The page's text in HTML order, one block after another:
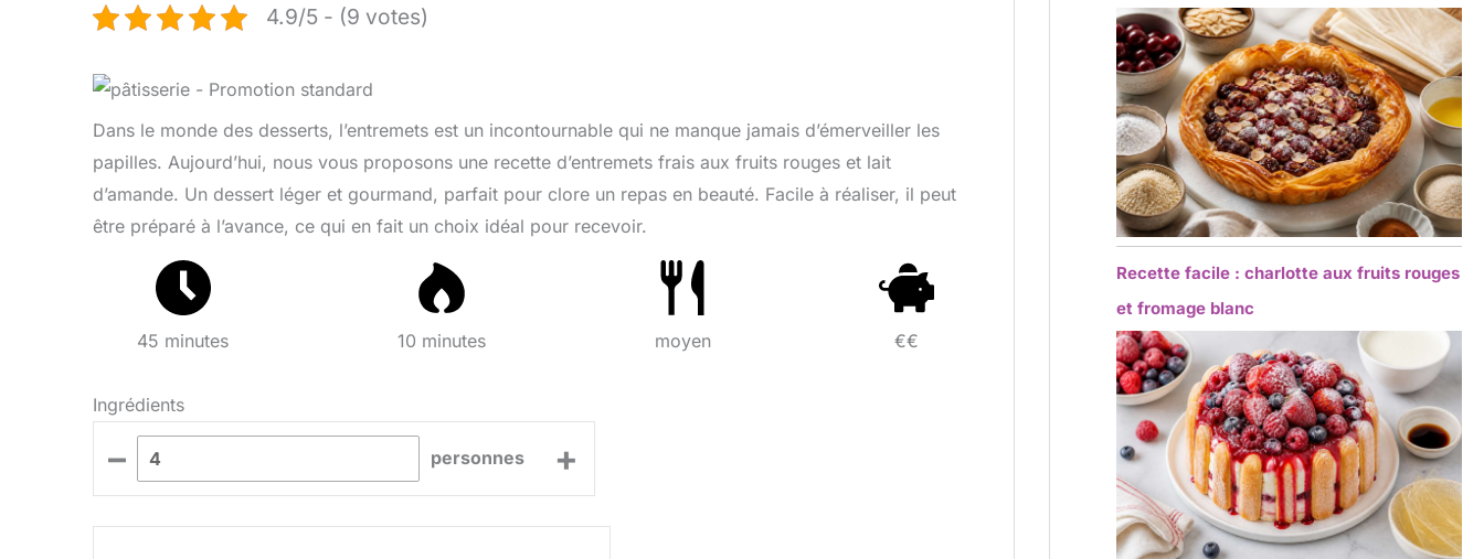
4.9/5 - (9 votes)
Dans le monde des desserts, l’entremets est un incontournable qui ne manque jamais d’émerveiller les
papilles. Aujourd’hui, nous vous proposons une recette d’entremets frais aux fruits rouges et lait
d’amande. Un dessert léger et gourmand, parfait pour clore un repas en beauté. Facile à réaliser, il peut
être préparé à l’avance, ce qui en fait un choix idéal pour recevoir.
45 minutes 10 minutes moyen €€
Ingrédients
– personnes +
Recette facile : charlotte aux fruits rouges
et fromage blanc